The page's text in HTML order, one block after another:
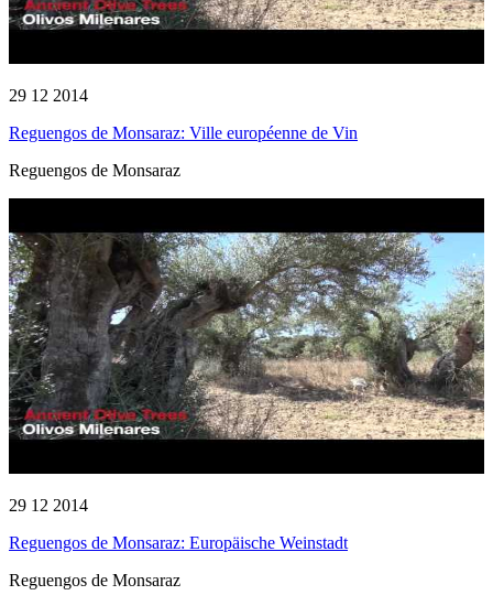
29 12 2014
Reguengos de Monsaraz: Ville européenne de Vin
Reguengos de Monsaraz
29 12 2014
Reguengos de Monsaraz: Europäische Weinstadt
Reguengos de Monsaraz